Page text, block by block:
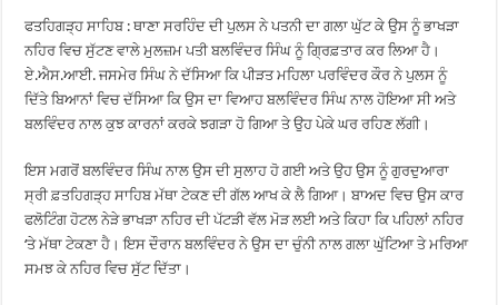
ਫਤਹਿਗੜ੍ਹ ਸਾਹਿਬ : ਥਾਣਾ ਸਰਹਿੰਦ ਦੀ ਪੁਲਸ ਨੇ ਪਤਨੀ ਦਾ ਗਲਾ ਘੁੱਟ ਕੇ ਉਸ ਨੂੰ ਭਾਖੜਾ
ਨਹਿਰ ਵਿਚ ਸੁੱਟਣ ਵਾਲੇ ਮੁਲਜ਼ਮ ਪਤੀ ਬਲਵਿੰਦਰ ਸਿੰਘ ਨੂੰ ਗ੍ਰਿਫ਼ਤਾਰ ਕਰ ਲਿਆ ਹੈ।
ਏ.ਐਸ.ਆਈ. ਜਸਮੇਰ ਸਿੰਘ ਨੇ ਦੱਸਿਆ ਕਿ ਪੀੜਤ ਮਹਿਲਾ ਪਰਵਿੰਦਰ ਕੌਰ ਨੇ ਪੁਲਸ ਨੂੰ
ਦਿੱਤੇ ਬਿਆਨਾਂ ਵਿਚ ਦੱਸਿਆ ਕਿ ਉਸ ਦਾ ਵਿਆਹ ਬਲਵਿੰਦਰ ਸਿੰਘ ਨਾਲ ਹੋਇਆ ਸੀ ਅਤੇ
ਬਲਵਿੰਦਰ ਨਾਲ ਕੁਝ ਕਾਰਨਾਂ ਕਰਕੇ ਝਗੜਾ ਹੋ ਗਿਆ ਤੇ ਉਹ ਪੇਕੇ ਘਰ ਰਹਿਣ ਲੱਗੀ।
ਇਸ ਮਗਰੋਂ ਬਲਵਿੰਦਰ ਸਿੰਘ ਨਾਲ ਉਸ ਦੀ ਸੁਲਾਹ ਹੋ ਗਈ ਅਤੇ ਉਹ ਉਸ ਨੂੰ ਗੁਰਦੁਆਰਾ
ਸ੍ਰੀ ਫ਼ਤਹਿਗੜ੍ਹ ਸਾਹਿਬ ਮੱਥਾ ਟੇਕਣ ਦੀ ਗੱਲ ਆਖ ਕੇ ਲੈ ਗਿਆ। ਬਾਅਦ ਵਿਚ ਉਸ ਕਾਰ
ਫਲੋਟਿੰਗ ਹੋਟਲ ਨੇੜੇ ਭਾਖੜਾ ਨਹਿਰ ਦੀ ਪੱਟੜੀ ਵੱਲ ਮੋੜ ਲਈ ਅਤੇ ਕਿਹਾ ਕਿ ਪਹਿਲਾਂ ਨਹਿਰ
‘ਤੇ ਮੱਥਾ ਟੇਕਣਾ ਹੈ। ਇਸ ਦੌਰਾਨ ਬਲਵਿੰਦਰ ਨੇ ਉਸ ਦਾ ਚੁੰਨੀ ਨਾਲ ਗਲਾ ਘੁੱਟਿਆ ਤੇ ਮਰਿਆ
ਸਮਝ ਕੇ ਨਹਿਰ ਵਿਚ ਸੁੱਟ ਦਿੱਤਾ।